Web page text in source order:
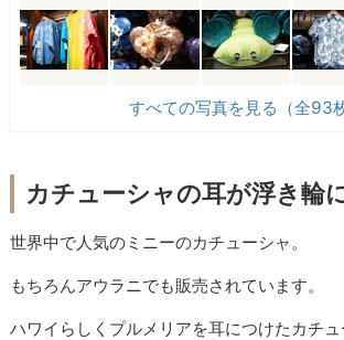
すべての写真を見る（全93枚
カチューシャの耳が浮き輪
世界中で人気のミニーのカチューシャ。
もちろんアウラニでも販売されています。
ハワイらしくプルメリアを耳につけたカチュ